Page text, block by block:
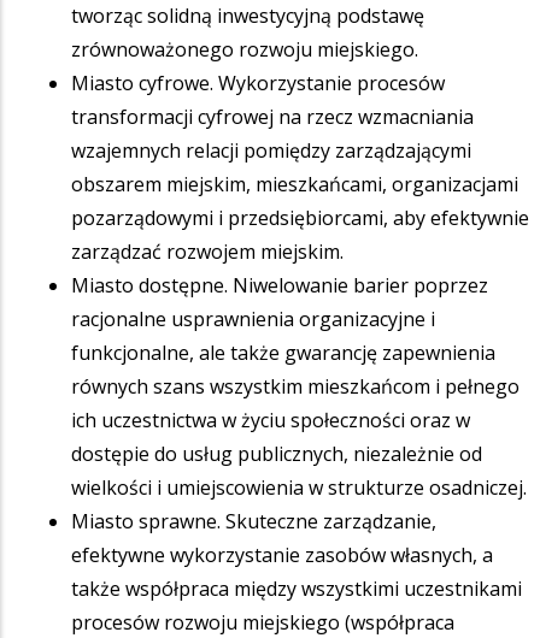
tworząc solidną inwestycyjną podstawę
zrównoważonego rozwoju miejskiego.
Miasto cyfrowe. Wykorzystanie procesów
transformacji cyfrowej na rzecz wzmacniania
wzajemnych relacji pomiędzy zarządzającymi
obszarem miejskim, mieszkańcami, organizacjami
pozarządowymi i przedsiębiorcami, aby efektywnie
zarządzać rozwojem miejskim.
Miasto dostępne. Niwelowanie barier poprzez
racjonalne usprawnienia organizacyjne i
funkcjonalne, ale także gwarancję zapewnienia
równych szans wszystkim mieszkańcom i pełnego
ich uczestnictwa w życiu społeczności oraz w
dostępie do usług publicznych, niezależnie od
wielkości i umiejscowienia w strukturze osadniczej.
Miasto sprawne. Skuteczne zarządzanie,
efektywne wykorzystanie zasobów własnych, a
także współpraca między wszystkimi uczestnikami
procesów rozwoju miejskiego (współpraca